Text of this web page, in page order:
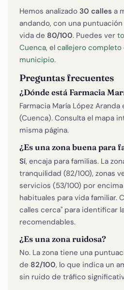
Hemos analizado 30 calles a
andando, con una
vida de 80/100. Puedes ver
Cuenca, el callejero completo
municipio.
Preguntas frecuentes
¿Dónde está Farmacia
Farmacia María López
(Cuenca). Consulta el mapa
misma página.
¿Es una zona buena para
Sí, encaja para familias. La
tranquilidad (82/100), zonas
servicios (53/100) por
habituales para vida familiar.
calles cerca" para identificar
recomendables.
¿Es una zona ruidosa?
No. La zona tiene una
de 82/100, lo que indica un
sin ruido de tráfico